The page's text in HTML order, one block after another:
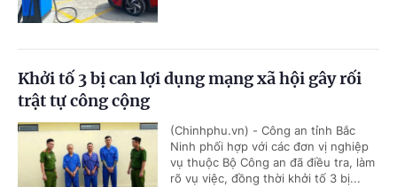
Khởi tố 3 bị can lợi dụng mạng xã hội gây rối
trật tự công cộng
(Chinhphu.vn) - Công an tỉnh Bắc
Ninh phối hợp với các đơn vị nghiệp
vụ thuộc Bộ Công an đã điều tra, làm
rõ vụ việc, đồng thời khởi tố 3 bị...